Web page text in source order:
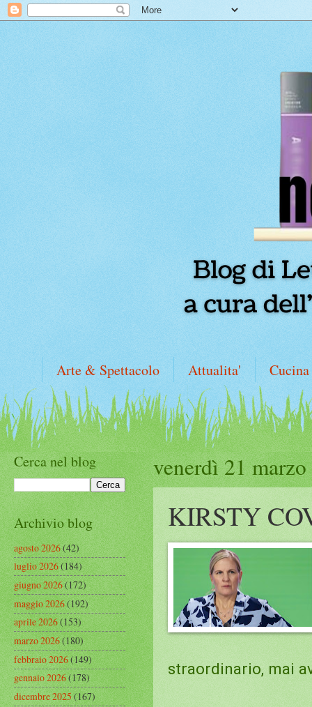
Arte & Spettacolo Attualita' Cucina
venerdì 21
KIRSTY
straordinario, mai
Cerca nel blog
Archivio blog
agosto 2026(42)
luglio 2026(184)
giugno 2026(172)
maggio 2026(192)
aprile 2026(153)
marzo 2026(180)
febbraio 2026(149)
gennaio 2026(178)
dicembre 2025(167)